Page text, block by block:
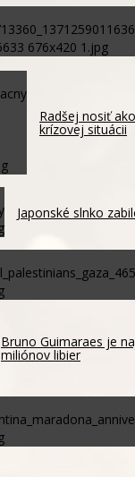
Radšej nosiť
krízovej situácii
Japonské slnko
Bruno Guimaraes je
miliónov libier